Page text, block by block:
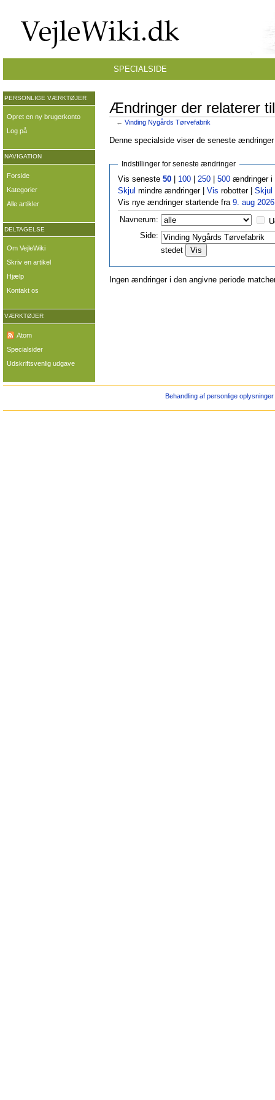
Ændringer der relaterer
← Vinding Nygårds Tørvefabrik
Denne specialside viser de seneste
Indstillinger for seneste ændringer
Vis seneste 50| 100| 250| 500ændringer i
Skjul mindre ændringer | Vis robotter | Skjul
Vis nye ændringer startende fra 9. aug
Navnerum:
Side:
stedet
Ingen ændringer i den angivne periode
SPECIALSIDE
PERSONLIGE VÆRKTØJER
Opret en ny brugerkonto
Log på
NAVIGATION
Forside
Kategorier
Alle artikler
DELTAGELSE
Om VejleWiki
Skriv en artikel
Hjælp
Kontakt os
VÆRKTØJER
Atom
Specialsider
Udskriftsvenlig udgave
Behandling af personlige oplysninger